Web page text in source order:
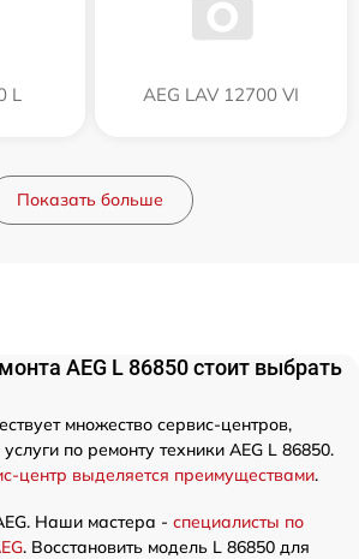
L AEG LAV 12700 VI
Показать больше
AEG L 86850 стоит выбрать
множество сервис-центров,
по ремонту техники AEG L 86850.
центр выделяется преимуществами.
Наши мастера - специалисты по
. Восстановить модель L 86850 для